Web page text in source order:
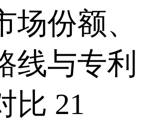
场份额、
线与专利
比 21